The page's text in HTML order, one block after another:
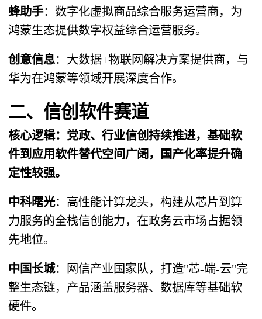
蜂助手​：数字化虚拟商品综合服务运营商，为
鸿蒙生态提供数字权益综合运营服务。
创意信息​：大数据+物联网解决方案提供商，与
华为在鸿蒙等领域开展深度合作。
二、信创软件赛道
​核心逻辑​：党政、行业信创持续推进，基础软
件到应用软件替代空间广阔，国产化率提升确
定性较强。
中科曙光​：高性能计算龙头，构建从芯片到算
力服务的全栈信创能力，在政务云市场占据领
先地位。
中国长城​：网信产业国家队，打造"芯-端-云"完
整生态链，产品涵盖服务器、数据库等基础软
硬件。